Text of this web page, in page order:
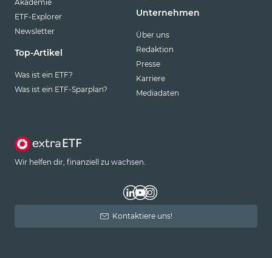
Akademie
ETF-Explorer
Newsletter
Top-Artikel
Was ist ein ETF?
Was ist ein ETF-Sparplan?
Unternehmen
Über uns
Redaktion
Presse
Karriere
Mediadaten
Wir helfen dir, finanziell zu wachsen.
Kontaktiere uns!